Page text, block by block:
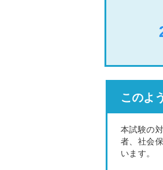
このよ
本試験の
者、社会
います。